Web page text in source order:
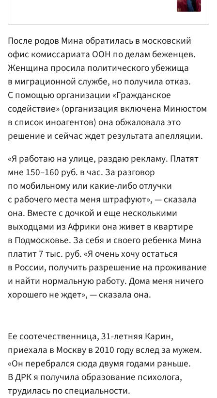
После родов Мина обратилась в московский
офис комиссариата ООН по делам беженцев.
Женщина просила политического убежища
в миграционной службе, но получила отказ.
С помощью организации «Гражданское
содействие» (организация включена Минюстом
в список иноагентов) она обжаловала это
решение и сейчас ждет результата апелляции.
«Я работаю на улице, раздаю рекламу. Платят
мне 150–160 руб. в час. За разговор
по мобильному или какие-либо отлучки
с рабочего места меня штрафуют», — сказала
она. Вместе с дочкой и еще несколькими
выходцами из Африки она живет в квартире
в Подмосковье. За себя и своего ребенка Мина
платит 7 тыс. руб. «Я очень хочу остаться
в России, получить разрешение на проживание
и найти нормальную работу. Дома меня ничего
хорошего не ждет», — сказала она.
Ее соотечественница, 31-летняя Карин,
приехала в Москву в 2010 году вслед за мужем.
«Он перебрался сюда двумя годами раньше.
В ДРК я получила образование психолога,
трудилась по специальности.